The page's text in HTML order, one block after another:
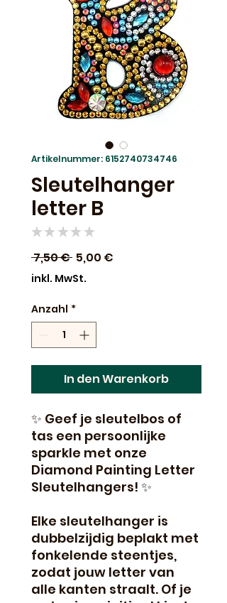
Artikelnummer: 6152740734746
Sleutelhanger
letter B
★ ★ ★ ★ ★
7,50 € Standardpreis
5,00 €
inkl. MwSt.
Anzahl *
In den Warenkorb
✨ Geef je sleutelbos of
tas een persoonlijke
sparkle met onze
Diamond Painting Letter
Sleutelhangers! ✨
Elke sleutelhanger is
dubbelzijdig beplakt met
fonkelende steentjes,
zodat jouw letter van
alle kanten straalt. Of je